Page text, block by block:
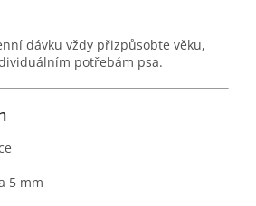
dávku vždy přizpůsobte věku,
potřebám psa.
5 mm